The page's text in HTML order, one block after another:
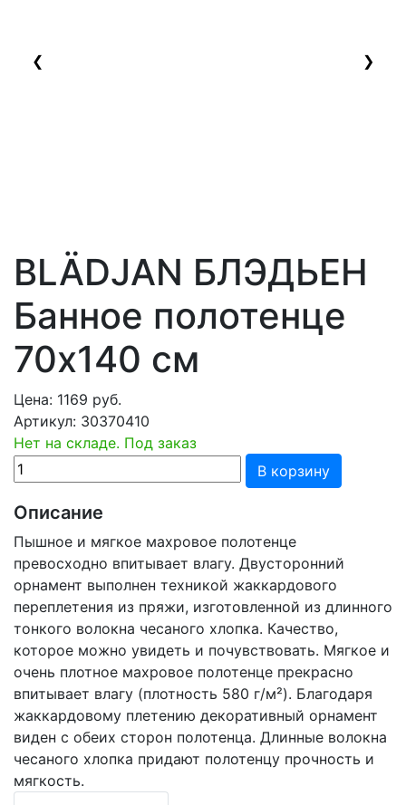
❮ ❯
BLÄDJAN БЛЭДЬЕН
Банное полотенце
70x140 см
Цена: 1169 руб.
Артикул: 30370410
Нет на складе. Под заказ
В корзину
Описание
Пышное и мягкое махровое полотенце
превосходно впитывает влагу. Двусторонний
орнамент выполнен техникой жаккардового
переплетения из пряжи, изготовленной из длинного
тонкого волокна чесаного хлопка. Качество,
которое можно увидеть и почувствовать. Мягкое и
очень плотное махровое полотенце прекрасно
впитывает влагу (плотность 580 г/м²). Благодаря
жаккардовому плетению декоративный орнамент
виден с обеих сторон полотенца. Длинные волокна
чесаного хлопка придают полотенцу прочность и
мягкость.